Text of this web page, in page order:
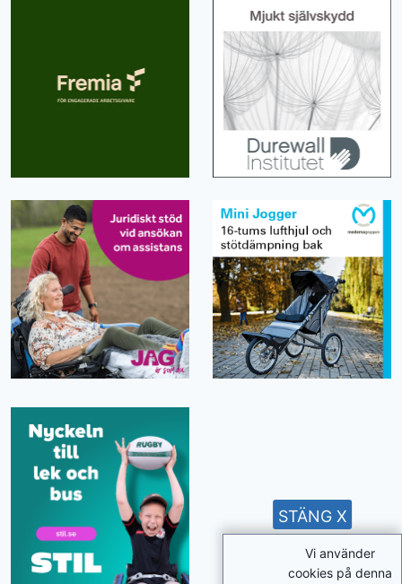
Vi använder
cookies på denna
STÄNG X